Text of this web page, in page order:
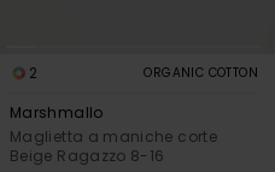
2 ORGANIC COTTON
Marshmallo
Maglietta a maniche corte
Beige Ragazzo 8-16